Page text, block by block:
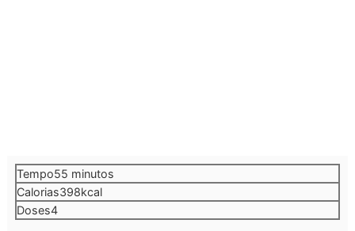
Tempo55 minutos
minutos
Calorias398kcal
Doses4